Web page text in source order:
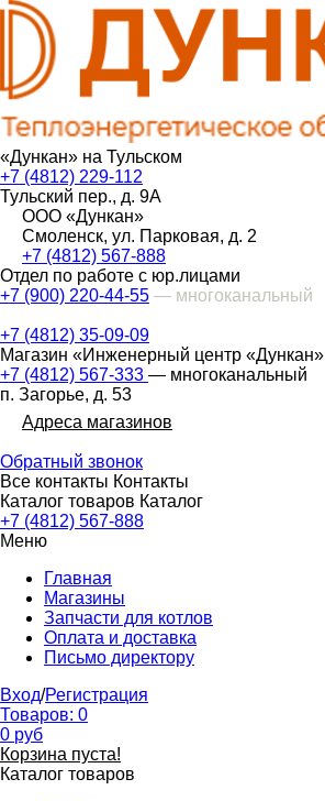
«Дункан» на Тульском
+7 (4812) 229-112
Тульский пер., д. 9А
ООО «Дункан»
Смоленск, ул. Парковая, д. 2
+7 (4812) 567-888
Отдел по работе с юр.лицами
+7 (900) 220-44-55 — многоканальный
+7 (4812) 35-09-09
Магазин «Инженерный центр «Дункан»
+7 (4812) 567-333 — многоканальный
п. Загорье, д. 53
Адреса магазинов
Обратный звонок
Все контакты Контакты
Каталог товаров Каталог
+7 (4812) 567-888
Меню
Главная
Магазины
Запчасти для котлов
Оплата и доставка
Письмо директору
Вход/Регистрация
Товаров: 0
0 руб
Корзина пуста!
Каталог товаров